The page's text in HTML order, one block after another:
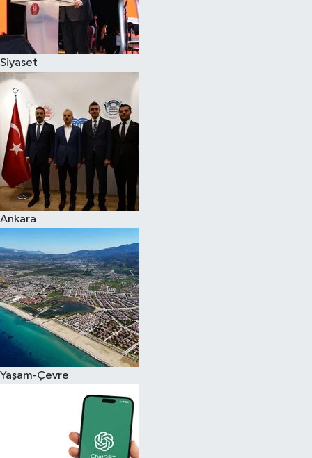
Siyaset
Ankara
Yaşam-Çevre
Siyaset
Teknoloji
Televizyon
Yaşam-Çevre